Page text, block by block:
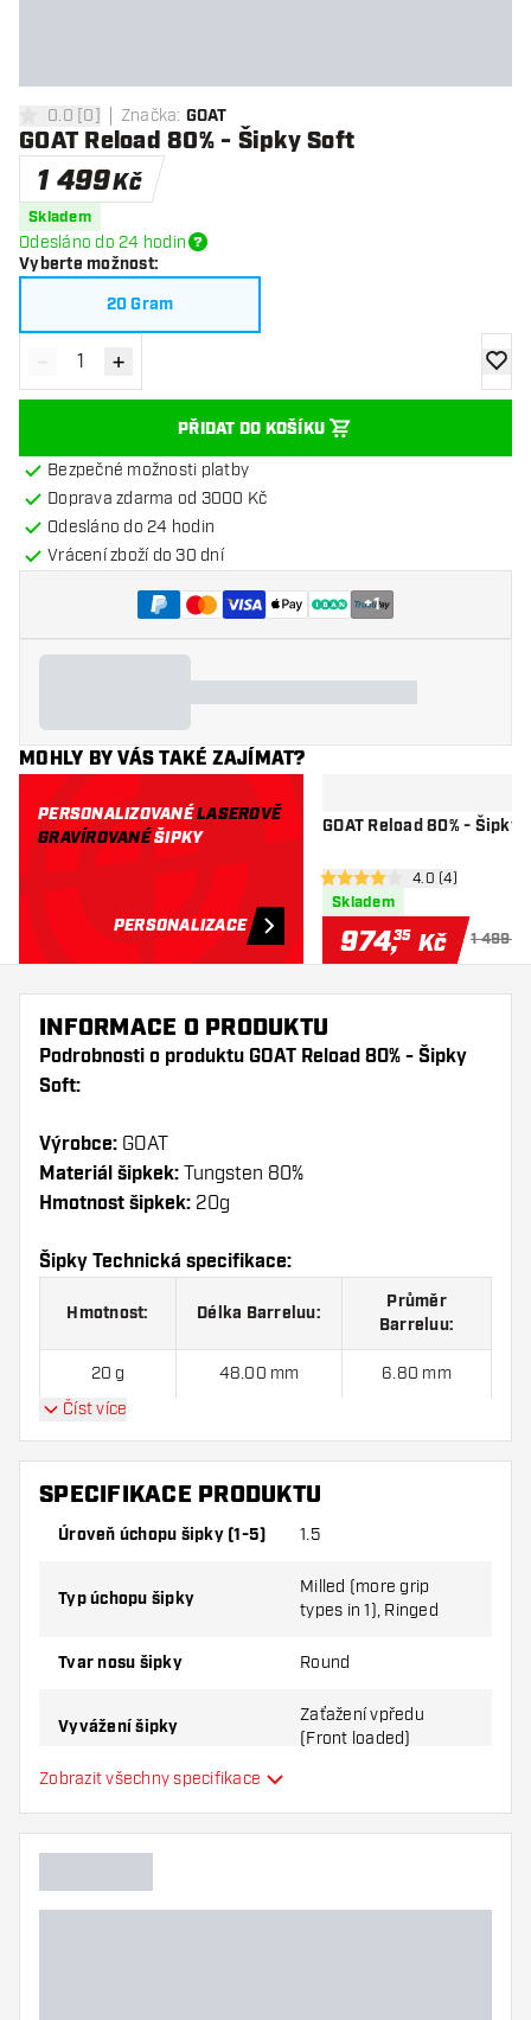
0 hodnoticí hvězdičky
0.0 [0] Značka: GOAT
GOAT Reload 80% - Šipky Soft
1 499Kč
Skladem
Odesláno do 24 hodin
Vyberte možnost:
20 Gram
Snížit množství
- Zvýšit množství
+
PŘIDAT DO KOŠÍKU
Bezpečné možnosti platby
Doprava zdarma od 3000 Kč
Odesláno do 24 hodin
Vrácení zboží do 30 dní
+1
MOHLY BY VÁS TAKÉ ZAJÍMAT?
PERSONALIZOVANÉLASEROVĚ
GRAVÍROVANÉŠIPKY
PERSONALIZACE
GOAT Reload 80% - Šipky
otevřít panel
4 hodnoticí hvězdičky
4.0 (4)
Skladem
974,35 Kč 1 499
INFORMACE O PRODUKTU
Podrobnosti o produktu GOAT Reload 80% - Šipky
Soft:
Výrobce: GOAT
Materiál šipkek: Tungsten 80%
Hmotnost šipkek: 20g
Šipky Technická specifikace:
Hmotnost: Délka Barreluu:
Průměr
Barreluu:
20 g 48.00 mm 6.80 mm
GOAT Reload 80% - Šipky Soft sada šipek obsahuje:
3ks Šipek, 3ks Letky a 3ks Násadky v sadě.
Číst více
SPECIFIKACE PRODUKTU
Úroveň úchopu šipky (1-5) 1.5
Typ úchopu šipky
Milled (more grip
types in 1), Ringed
Tvar nosu šipky Round
Vyvážení šipky
Zaťažení vpředu
(Front loaded)
Materiál šipky
Hráč šipek
Zobrazit všechny specifikace